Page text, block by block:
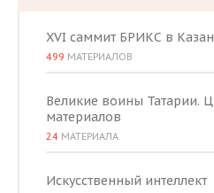
XVI саммит БРИКС в
499 МАТЕРИАЛОВ
Великие воины Татарии.
материалов
24 МАТЕРИАЛА
Искусственный интеллект